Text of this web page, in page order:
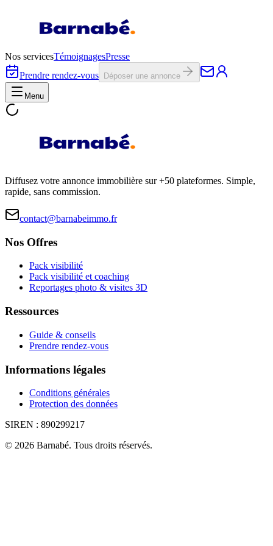
Nos servicesTémoignagesPresse
Prendre rendez-vous
Déposer une annonce
Menu
Diffusez votre annonce immobilière sur +50 plateformes. Simple,
rapide, sans commission.
contact@barnabeimmo.fr
Nos Offres
Pack visibilité
Pack visibilité et coaching
Reportages photo & visites 3D
Ressources
Guide & conseils
Prendre rendez-vous
Informations légales
Conditions générales
Protection des données
SIREN : 890299217
© 2026 Barnabé. Tous droits réservés.